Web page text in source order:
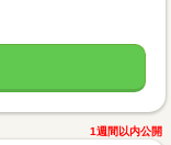
1週間以内公開